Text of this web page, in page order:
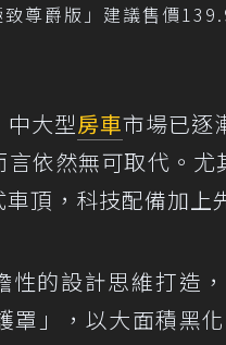
尊爵版」建議售價
大型房車市場已逐
依然無可取代。尤
頂，科技配備加上
性的設計思維打造
罩」，以大面積黑